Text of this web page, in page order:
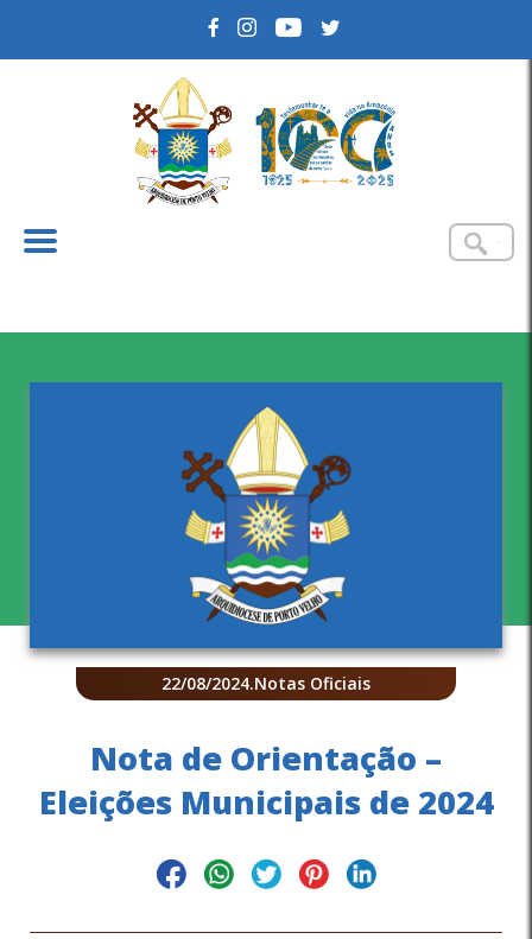
22/08/2024.Notas Oficiais
Nota de Orientação –
Eleições Municipais de 2024